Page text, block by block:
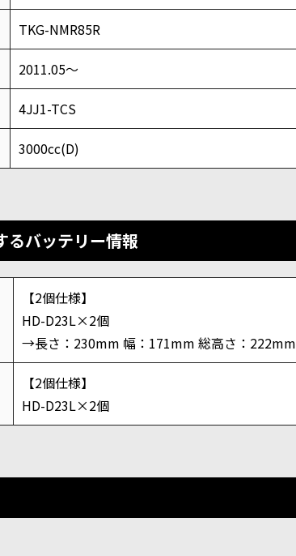
TKG-NMR85R
2011.05～
4JJ1-TCS
3000cc(D)
るバッテリー情報
【2個仕様】
HD-D23L×2個
→長さ：230mm 幅：171mm 総高さ：222mm
【2個仕様】
HD-D23L×2個